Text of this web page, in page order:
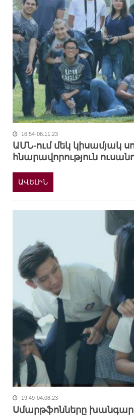
16:54-08.11.23
ԱՄՆ-ում մեկ կիսամյակ
հնարավորություն
ԱՎԵԼԻՆ
19:49-04.08.23
Սմարթֆոնները